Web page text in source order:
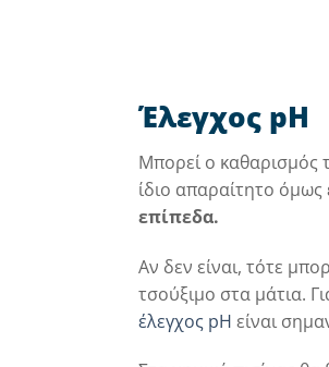
Έλεγχος pH
Μπορεί ο καθαρισμός
ίδιο απαραίτητο όμως
επίπεδα.
Αν δεν είναι, τότε
τσούξιμο στα μάτια.
έλεγχος pH είναι